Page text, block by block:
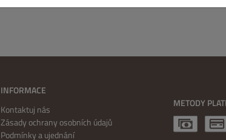
INFORMACE
Kontaktuj nás
Zásady ochrany osobních údajů
Podmínky a ujednání
METODY